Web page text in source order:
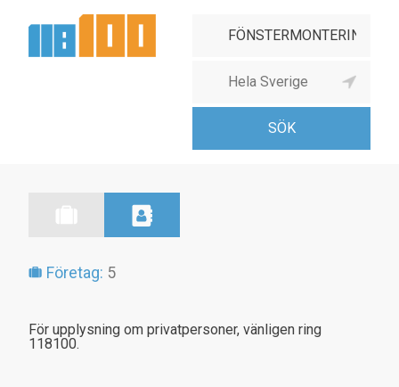
Företag: 5
För upplysning om privatpersoner, vänligen ring
118100.